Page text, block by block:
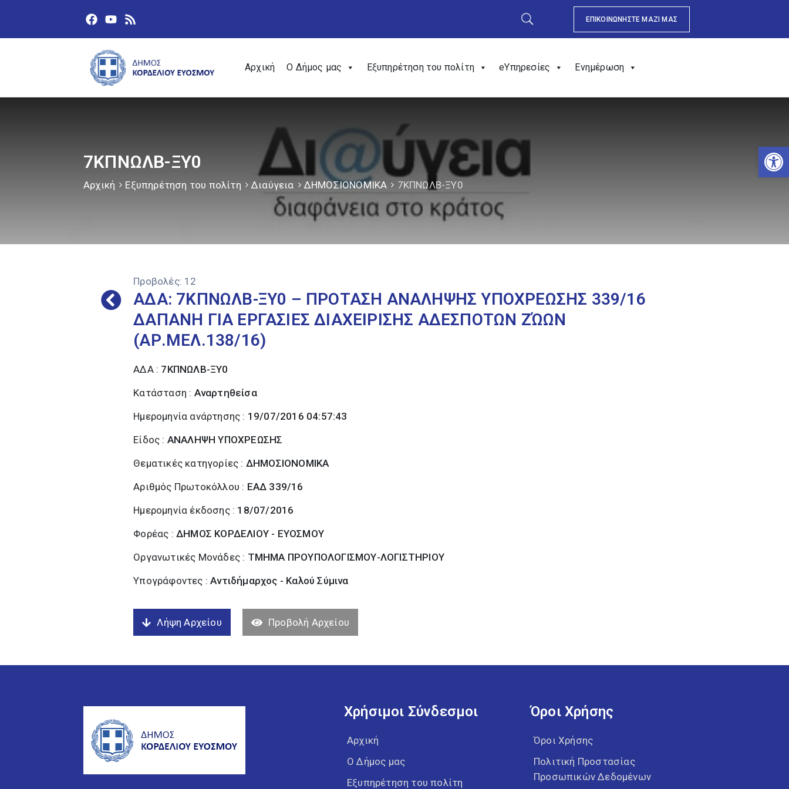
ΕΠΙΚΟΙΝΩΝΗΣΤΕ ΜΑΖΙ ΜΑΣ
Αρχική Ο Δήμος μας Εξυπηρέτηση του πολίτη eΥπηρεσίες Ενημέρωση
7ΚΠΝΩΛΒ-ΞΥ0
Αρχική Εξυπηρέτηση του πολίτη Διαύγεια ΔΗΜΟΣΙΟΝΟΜΙΚΑ 7ΚΠΝΩΛΒ-ΞΥ0
Προβολές: 12
ΑΔΑ: 7ΚΠΝΩΛΒ-ΞΥ0 – ΠΡΟΤΑΣΗ ΑΝΑΛΗΨΗΣ ΥΠΟΧΡΕΩΣΗΣ 339/16
ΔΑΠΑΝΗ ΓΙΑ ΕΡΓΑΣΙΕΣ ΔΙΑΧΕΙΡΙΣΗΣ ΑΔΕΣΠΟΤΩΝ ΖΏΩΝ
(ΑΡ.ΜΕΛ.138/16)
ΑΔΑ : 7ΚΠΝΩΛΒ-ΞΥ0
Κατάσταση : Αναρτηθείσα
Ημερομηνία ανάρτησης : 19/07/2016 04:57:43
Είδος : ΑΝΑΛΗΨΗ ΥΠΟΧΡΕΩΣΗΣ
Θεματικές κατηγορίες : ΔΗΜΟΣΙΟΝΟΜΙΚΑ
Αριθμός Πρωτοκόλλου : ΕΑΔ 339/16
Ημερομηνία έκδοσης : 18/07/2016
Φορέας :ΔΗΜΟΣ ΚΟΡΔΕΛΙΟΥ - ΕΥΟΣΜΟΥ
Οργανωτικές Μονάδες : ΤΜΗΜΑ ΠΡΟΥΠΟΛΟΓΙΣΜΟΥ-ΛΟΓΙΣΤΗΡΙΟΥ
Υπογράφοντες :Αντιδήμαρχος - Καλού Σύµινα
Λήψη Αρχείου Προβολή Αρχείου
Χρήσιμοι Σύνδεσμοι
Αρχική
Ο Δήμος μας
Εξυπηρέτηση του πολίτη
Όροι Χρήσης
Όροι Χρήσης
Πολιτική Προστασίας
Προσωπικών Δεδομένων